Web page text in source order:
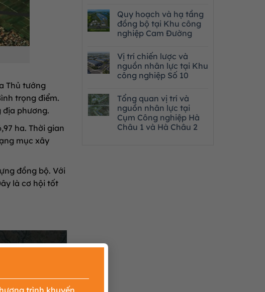
×
Thủ tướng
trọng điểm.
địa phương.
ha. Thời gian
mục xây
đồng bộ. Với
là cơ hội tốt
Quy hoạch và hạ tầng
đồng bộ tại Khu công
nghiệp Cam Đường
Vị trí chiến lược và
nguồn nhân lực tại Khu
công nghiệp Số 10
Tổng quan vị trí và
nguồn nhân lực tại
Cụm Công nghiệp Hà
Châu 1 và Hà Châu 2